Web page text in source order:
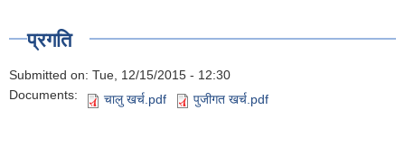
प्रगति
Submitted on: Tue, 12/15/2015 - 12:30
Documents:
चालु खर्च.pdf पुजीगत खर्च.pdf